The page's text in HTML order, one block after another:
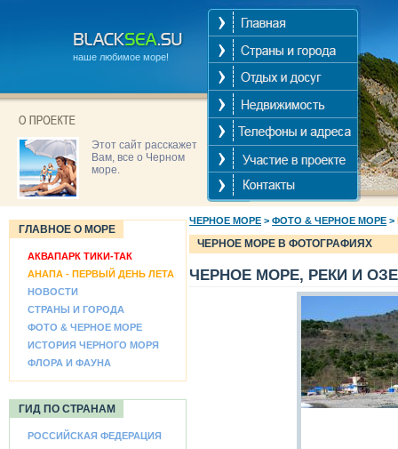
наше любимое море!
Этот сайт расскажет
Вам, все о Черном
море.
ГЛАВНОЕ О МОРЕ
АКВАПАРК ТИКИ-ТАК
АНАПА - ПЕРВЫЙ ДЕНЬ ЛЕТА
НОВОСТИ
СТРАНЫ И ГОРОДА
ФОТО & ЧЕРНОЕ МОРЕ
ИСТОРИЯ ЧЕРНОГО МОРЯ
ФЛОРА И ФАУНА
ГИД ПО СТРАНАМ
РОССИЙСКАЯ ФЕДЕРАЦИЯ
ЧЕРНОЕ МОРЕ > ФОТО & ЧЕРНОЕ МОРЕ >
ЧЕРНОЕ МОРЕ В ФОТОГРАФИЯХ
ЧЕРНОЕ МОРЕ, РЕКИ И